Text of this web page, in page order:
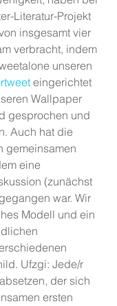
Literatur-Projekt
insgesamt vier
verbracht, indem
unseren
eingerichtet
Wallpaper
gesprochen und
Auch hat die
gemeinsamen
eine
(zunächst
war. Wir
Modell und ein
Ufzgi: Jede/r
der sich
ersten